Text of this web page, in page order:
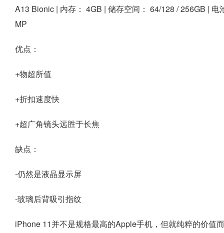
A13 Bionic | 内存： 4GB | 储存空间： 64/128 / 256GB | 电
MP
优点：
+物超所值
+折扣速度快
+超广角镜头远胜于长焦
缺点：
-仍然是液晶显示屏
-玻璃后背吸引指纹
iPhone 11并不是规格最高的Apple手机，但就纯粹的价值